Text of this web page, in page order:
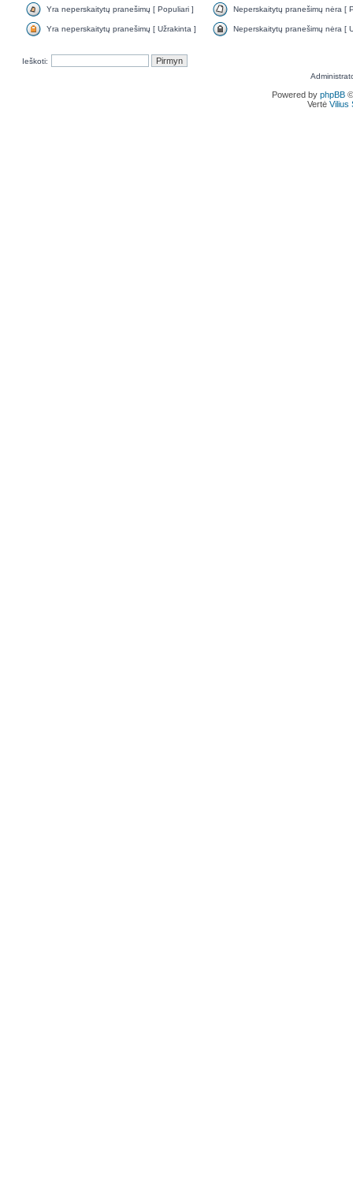
Yra neperskaitytų pranešimų [ Populiari ] Neperskaitytų pranešimų nėra [
Yra neperskaitytų pranešimų [ Užrakinta ] Neperskaitytų pranešimų nėra [
Ieškoti:
Powered by phpBB
Vertė Vilius